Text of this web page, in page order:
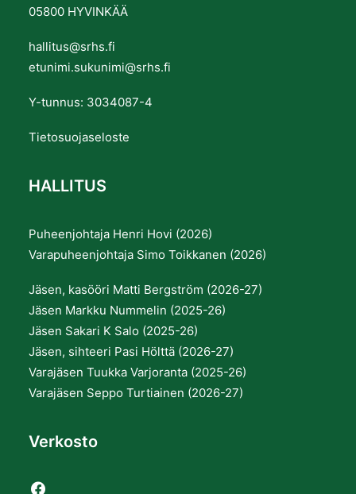
05800 HYVINKÄÄ
hallitus@srhs.fi
etunimi.sukunimi@srhs.fi
Y-tunnus: 3034087-4
Tietosuojaseloste
HALLITUS
Puheenjohtaja Henri Hovi (2026)
Varapuheenjohtaja Simo Toikkanen (2026)
Jäsen, kasööri Matti Bergström (2026-27)
Jäsen Markku Nummelin (2025-26)
Jäsen Sakari K Salo (2025-26)
Jäsen, sihteeri Pasi Hölttä (2026-27)
Varajäsen Tuukka Varjoranta (2025-26)
Varajäsen Seppo Turtiainen (2026-27)
Verkosto